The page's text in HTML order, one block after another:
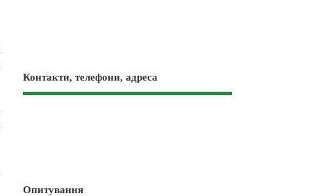
Контакти, телефони, адреса
Опитування